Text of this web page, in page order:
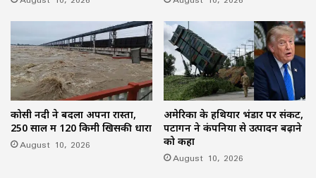
कोसी नदी ने बदला अपना रास्ता,
250 साल में 120 किमी खिसकी धारा
August 10, 2026
अमेरिका के हथियार भंडार पर संकट,
पेंटागन ने कंपनियों से उत्पादन बढ़ाने
को कहा
August 10, 2026